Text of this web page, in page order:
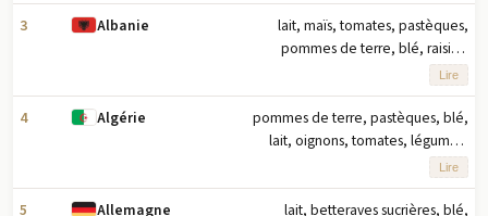
agricoles basés sur le tonnage
3 Albanie
lait, maïs, tomates, pastèques,
pommes de terre, blé, raisins,
oignons, concombres/cornichons,
olives (2023) note : dix principaux
produits agricoles en tonnage
Lire
4 Algérie
pommes de terre, pastèques, blé,
lait, oignons, tomates, légumes,
oranges, dattes, orge (2023) note :
dix principaux produits agricoles
basés sur le tonnage
Lire
5 Allemagne
lait, betteraves sucrières, blé,